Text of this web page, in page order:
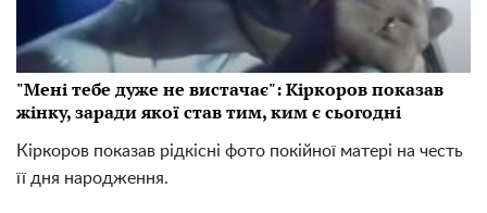
"Мені тебе дуже не вистачає": Кіркоров показав
жінку, заради якої став тим, ким є сьогодні
Кіркоров показав рідкісні фото покійної матері на честь
її дня народження.